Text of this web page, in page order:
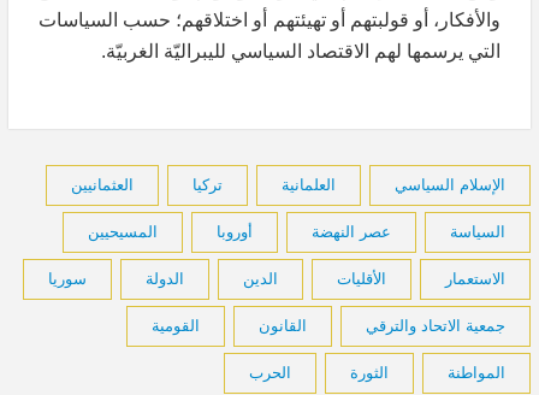
والأفكار، أو قولبتهم أو تهيئتهم أو اختلاقهم؛ حسب السياسات
التي يرسمها لهم الاقتصاد السياسي لليبراليّة الغربيّة.
الإسلام السياسي العلمانية تركيا العثمانيين
السياسة عصر النهضة أوروبا المسيحيين
الاستعمار الأقليات الدين الدولة سوريا
جمعية الاتحاد والترقي القانون القومية
المواطنة الثورة الحرب